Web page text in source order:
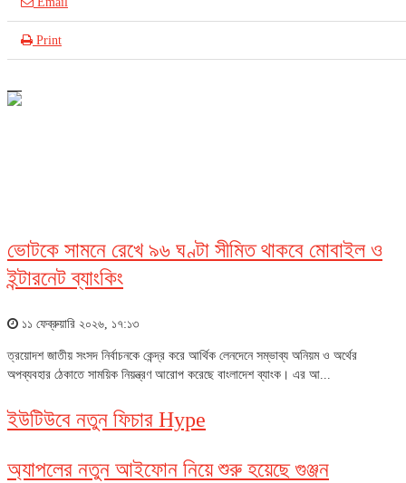
Print
ভোটকে সামনে রেখে ৯৬ ঘণ্টা সীমিত থাকবে মোবাইল ও
ইন্টারনেট ব্যাংকিং
১১ ফেব্রুয়ারি ২০২৬, ১৭:১৩
ত্রয়োদশ জাতীয় সংসদ নির্বাচনকে কেন্দ্র করে আর্থিক লেনদেনে সম্ভাব্য অনিয়ম ও অর্থের
অপব্যবহার ঠেকাতে সাময়িক নিয়ন্ত্রণ আরোপ করেছে বাংলাদেশ ব্যাংক। এর আ...
ইউটিউবে নতুন ফিচার Hype
অ্যাপলের নতুন আইফোন নিয়ে শুরু হয়েছে গুঞ্জন